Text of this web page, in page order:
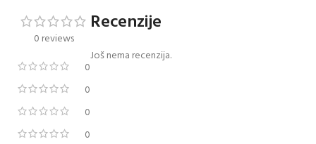
0 reviews
0
0
0
0
Recenzije
Još nema recenzija.